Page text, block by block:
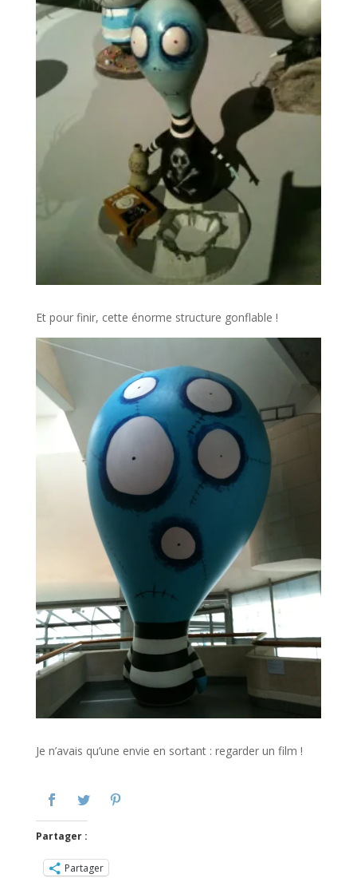
Et pour finir, cette énorme structure gonflable !
Je n’avais qu’une envie en sortant : regarder un film !
Partager :
Partager